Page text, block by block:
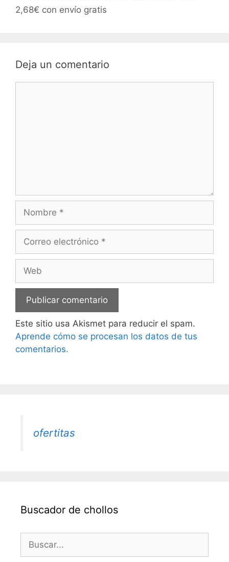
2,68€ con envío gratis
Deja un comentario
Nombre
Correo
Web
Este sitio usa Akismet para reducir el spam.
Aprende cómo se procesan los datos de tus
comentarios.
ofertitas
Buscador de chollos